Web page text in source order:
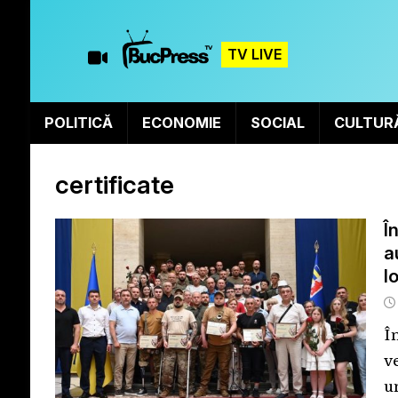
TV LIVE
POLITICĂ ECONOMIE SOCIAL
certificate